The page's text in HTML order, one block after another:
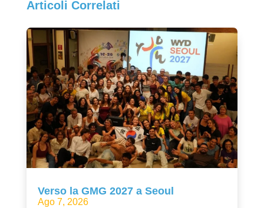
Articoli Correlati
Verso la GMG 2027 a Seoul
Ago 7, 2026